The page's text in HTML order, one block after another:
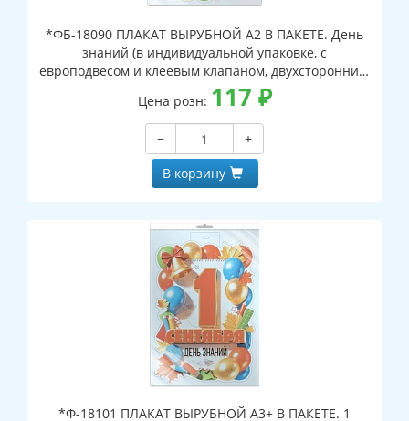
*ФБ-18090 ПЛАКАТ ВЫРУБНОЙ А2 В ПАКЕТЕ. День
знаний (в индивидуальной упаковке, с
европодвесом и клеевым клапаном, двухсторонний,
ВД-лак)
Цена розн: 117 ₽
−
+
В корзину
*Ф-18101 ПЛАКАТ ВЫРУБНОЙ А3+ В ПАКЕТЕ. 1